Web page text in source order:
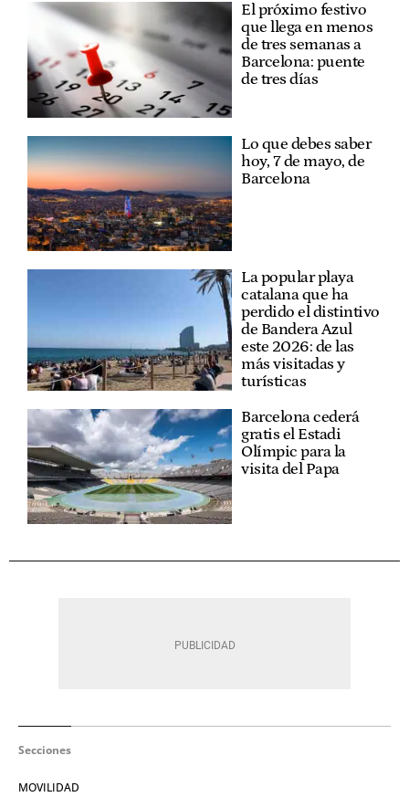
El próximo festivo
que llega en menos
de tres semanas a
Barcelona: puente
de tres días
Lo que debes saber
hoy, 7 de mayo, de
Barcelona
La popular playa
catalana que ha
perdido el distintivo
de Bandera Azul
este 2026: de las
más visitadas y
turísticas
Barcelona cederá
gratis el Estadi
Olímpic para la
visita del Papa
Secciones
MOVILIDAD